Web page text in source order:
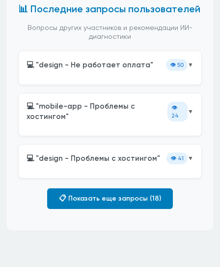
📊 Последние запросы пользователей
Вопросы других участников и рекомендации ИИ-
диагностики
💻 "design - Не работает оплата" 👁️ 50 ▼
💻 "mobile-app - Проблемы с
хостингом"
👁️
24
▼
💻 "design - Проблемы с хостингом" 👁️ 41 ▼
📋 Показать еще запросы (18)